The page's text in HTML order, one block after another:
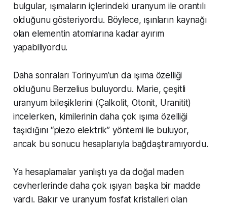
bulgular, ışımaların içlerindeki uranyum ile orantılı
olduğunu gösteriyordu. Böylece, ışınların kaynağı
olan elementin atomlarına kadar ayırım
yapabiliyordu.
Daha sonraları Torinyum’un da ışıma özelliği
olduğunu Berzelius buluyordu. Marie, çeşitli
uranyum bileşiklerini (Çalkolit, Otonit, Uranitit)
incelerken, kimilerinin daha çok ışıma özelliği
taşıdığını “piezo elektrik” yöntemi ile buluyor,
ancak bu sonucu hesaplarıyla bağdaştıramıyordu.
Ya hesaplamalar yanlıştı ya da doğal maden
cevherlerinde daha çok ışıyan başka bir madde
vardı. Bakır ve uranyum fosfat kristalleri olan